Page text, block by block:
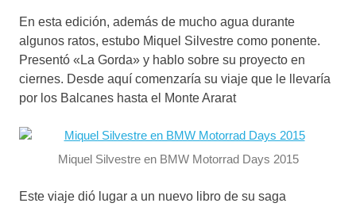
En esta edición, además de mucho agua durante
algunos ratos, estubo Miquel Silvestre como ponente.
Presentó «La Gorda» y hablo sobre su proyecto en
ciernes. Desde aquí comenzaría su viaje que le llevaría
por los Balcanes hasta el Monte Ararat
Miquel Silvestre en BMW Motorrad Days 2015
Este viaje dió lugar a un nuevo libro de su saga